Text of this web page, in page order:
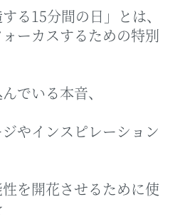
る15分間の日」とは、
ーカスするための特別
でいる本音、
やインスピレーション
を開花させるために使